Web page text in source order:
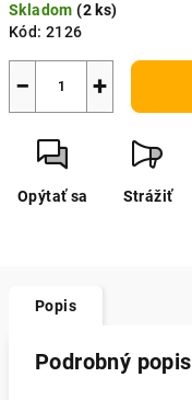
cena:
Skladom(2 ks)
Kód: 2126
+
−
Opýtať sa Strážiť
Popis
Podrobný popis